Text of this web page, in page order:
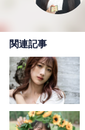
関連記事